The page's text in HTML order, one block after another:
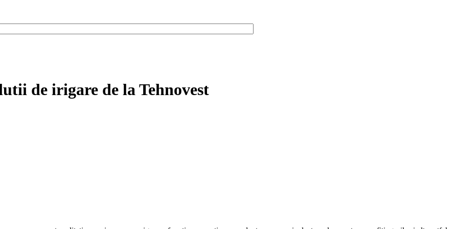
de irigare de la Tehnovest